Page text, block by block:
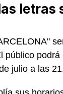
público
julio a las